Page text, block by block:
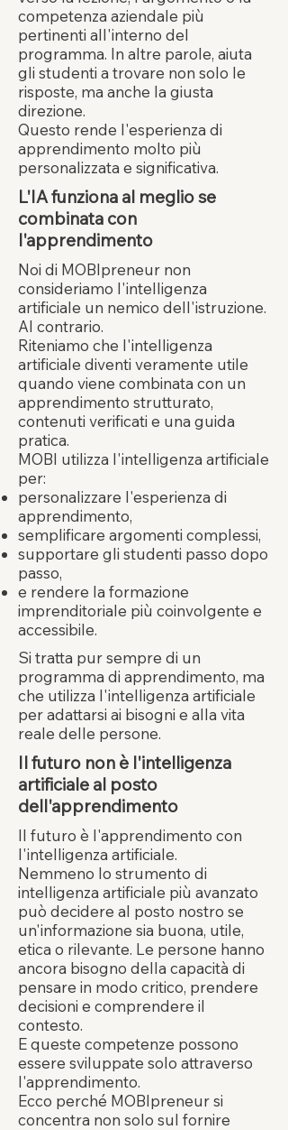
competenza aziendale più
pertinenti all'interno del
programma. In altre parole, aiuta
gli studenti a trovare non solo le
risposte, ma anche la giusta
direzione.
Questo rende l'esperienza di
apprendimento molto più
personalizzata e significativa.
L'IA funziona al meglio se
combinata con
l'apprendimento
Noi di MOBIpreneur non
consideriamo l'intelligenza
artificiale un nemico dell'istruzione.
Al contrario.
Riteniamo che l'intelligenza
artificiale diventi veramente utile
quando viene combinata con un
apprendimento strutturato,
contenuti verificati e una guida
pratica.
MOBI utilizza l'intelligenza artificiale
per:
personalizzare l'esperienza di
apprendimento,
semplificare argomenti complessi,
supportare gli studenti passo dopo
passo,
e rendere la formazione
imprenditoriale più coinvolgente e
accessibile.
Si tratta pur sempre di un
programma di apprendimento, ma
che utilizza l'intelligenza artificiale
per adattarsi ai bisogni e alla vita
reale delle persone.
Il futuro non è l'intelligenza
artificiale al posto
dell'apprendimento
Il futuro è l'apprendimento con
l'intelligenza artificiale.
Nemmeno lo strumento di
intelligenza artificiale più avanzato
può decidere al posto nostro se
un'informazione sia buona, utile,
etica o rilevante. Le persone hanno
ancora bisogno della capacità di
pensare in modo critico, prendere
decisioni e comprendere il
contesto.
E queste competenze possono
essere sviluppate solo attraverso
l'apprendimento.
Ecco perché MOBIpreneur si
concentra non solo sul fornire